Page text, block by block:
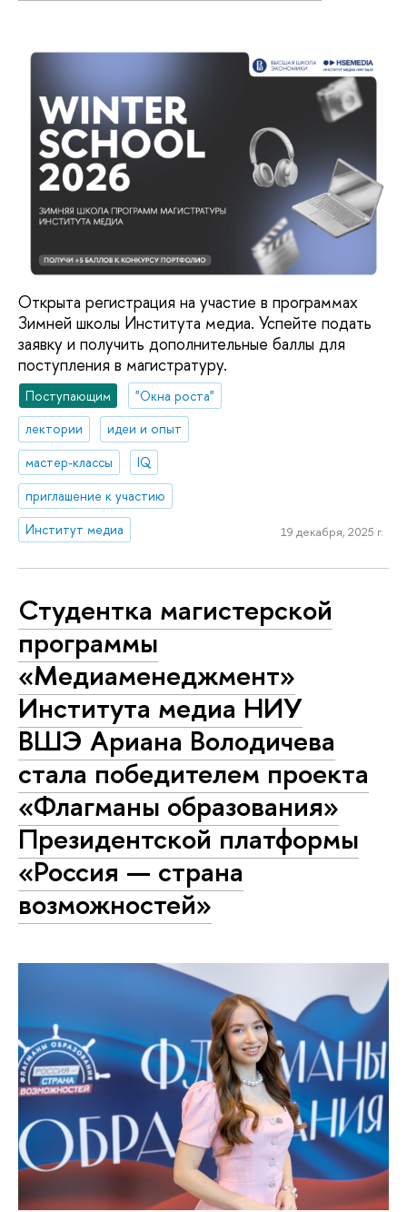
Открыта регистрация на участие в программах
Зимней школы Института медиа. Успейте подать
заявку и получить дополнительные баллы для
поступления в магистратуру.
Поступающим
"Окна роста"
лектории
идеи и опыт
мастер-классы
IQ
приглашение к участию
Институт медиа
19 декабря, 2025 г.
Студентка магистерской
программы
«Медиаменеджмент»
Института медиа НИУ
ВШЭ Ариана Володичева
стала победителем проекта
«Флагманы образования»
Президентской платформы
«Россия — страна
возможностей»